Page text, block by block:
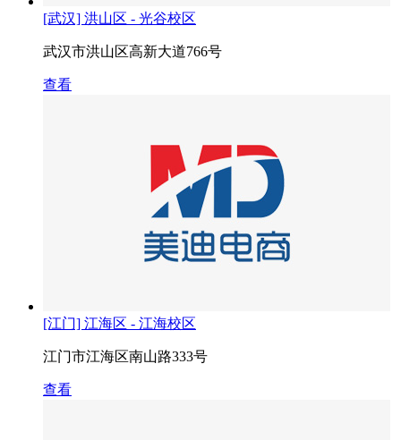
[武汉] 洪山区 - 光谷校区
武汉市洪山区高新大道766号
查看
[江门] 江海区 - 江海校区
江门市江海区南山路333号
查看